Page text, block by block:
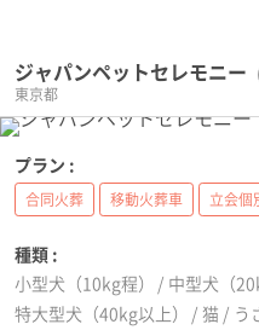
ジャパンペットセレモニー
東京都
プラン :
合同火葬 移動火葬車 立会個
種類 :
小型犬（10kg程）
中型犬（
特大型犬（40kg以上）
猫 う